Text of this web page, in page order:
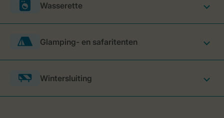
Wasserette
Glamping- en safaritenten
Wintersluiting